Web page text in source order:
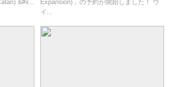
&#x...
介！
Expansion)」の予約が開始しました！ ウ
イ...